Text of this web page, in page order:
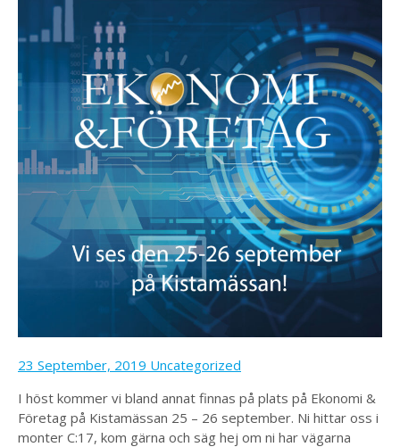
23 September, 2019 Uncategorized
I höst kommer vi bland annat finnas på plats på Ekonomi &
Företag på Kistamässan 25 – 26 september. Ni hittar oss i
monter C:17, kom gärna och säg hej om ni har vägarna